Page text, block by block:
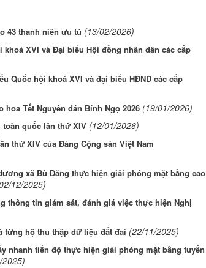
43 thanh niên ưu tú (13/02/2026)
XVI và Đại biểu Hội đồng nhân dân các cấp
Quốc hội khoá XVI và đại biểu HĐND các cấp
Tết Nguyên đán Bính Ngọ 2026 (19/01/2026)
quốc lần thứ XIV (12/01/2026)
thứ XIV của Đảng Cộng sản Việt Nam
xã Bù Đăng thực hiện giải phóng mặt bằng cao
12/2025)
thông tin giám sát, đánh giá việc thực hiện Nghị
từng hộ thu thập dữ liệu đất đai (22/11/2025)
nhanh tiến độ thực hiện giải phóng mặt bằng tuyến
2025)